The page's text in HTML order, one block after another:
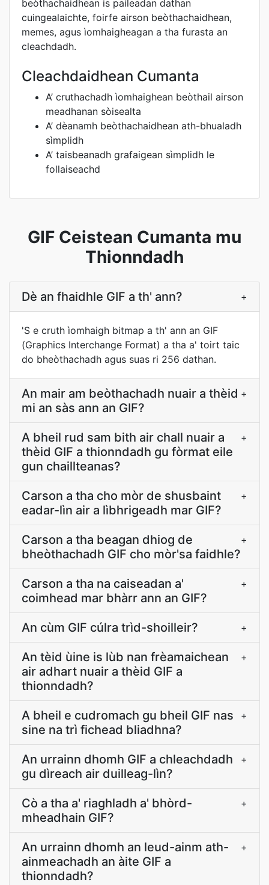
beòthachaidhean is paileadan dathan
cuingealaichte, foirfe airson beòthachaidhean,
memes, agus ìomhaigheagan a tha furasta an
cleachdadh.
Cleachdaidhean Cumanta
A’ cruthachadh ìomhaighean beòthail airson
meadhanan sòisealta
A’ dèanamh beòthachaidhean ath-bhualadh
sìmplidh
A’ taisbeanadh grafaigean sìmplidh le
follaiseachd
GIF Ceistean Cumanta mu
Thionndadh
Dè an fhaidhle GIF a th' ann? +
'S e cruth ìomhaigh bitmap a th' ann an GIF
(Graphics Interchange Format) a tha a' toirt taic
do bheòthachadh agus suas ri 256 dathan.
An mair am beòthachadh nuair a thèid
mi an sàs ann an GIF?
+
A bheil rud sam bith air chall nuair a
thèid GIF a thionndadh gu fòrmat eile
gun chaillteanas?
+
Carson a tha cho mòr de shusbaint
eadar-lìn air a lìbhrigeadh mar GIF?
+
Carson a tha beagan dhiog de
bheòthachadh GIF cho mòr'sa faidhle?
+
Carson a tha na caiseadan a'
coimhead mar bhàrr ann an GIF?
+
An cùm GIF cúlra trìd-shoilleir? +
An tèid ùine is lùb nan frèamaichean
air adhart nuair a thèid GIF a
thionndadh?
+
A bheil e cudromach gu bheil GIF nas
sine na trì fichead bliadhna?
+
An urrainn dhomh GIF a chleachdadh
gu dìreach air duilleag-lìn?
+
Cò a tha a' riaghladh a' bhòrd-
mheadhain GIF?
+
An urrainn dhomh an leud-ainm ath-
ainmeachadh an àite GIF a
thionndadh?
+